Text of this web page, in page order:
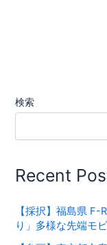
検索
Recent
【採択】福島県 F-
り」多様な先端モ